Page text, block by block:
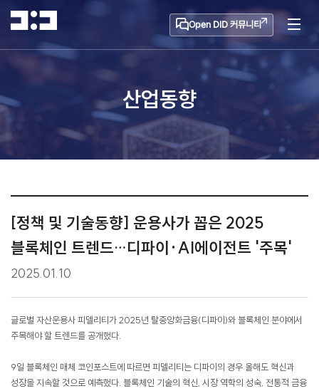
Open DID 커뮤니티
산업동향
[정책 및 기술동향] 운용사가 꼽은 2025
블록체인 트렌드…디파이·AI에이전트 '주목'
2025.01.10
글로벌 자산운용사 피델리티가 2025년 탈중앙화금융(디파이)와 블록체인 분야에서
주목해야 할 트렌드를 공개했다.
9일 블록체인 매체 코인포스트에 따르면 피델리티는 디파이의 경우 올해도 혁신과
성장을 지속할 것으로 예측했다. 블록체인 기술의 혁신, 시장 역학의 성숙, 전통적 금융